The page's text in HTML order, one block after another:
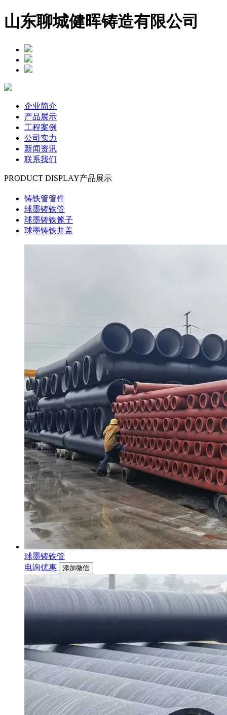
山东聊城健晖铸造有限公司
企业简介
产品展示
工程案例
公司实力
新闻资讯
联系我们
PRODUCT DISPLAY产品展示
铸铁管管件
球墨铸铁管
球墨铸铁篦子
球墨铸铁井盖
球墨铸铁管
电询优惠
添加微信